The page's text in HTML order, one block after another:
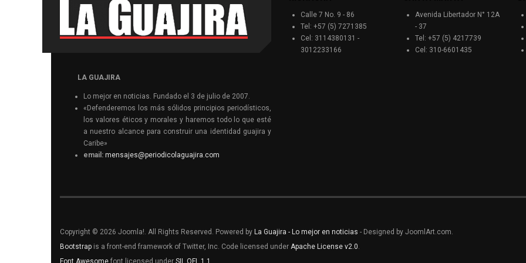
LA GUAJIRA
Lo mejor en noticias. Fundado el 3 de julio de 2007.
«Defenderemos los más sólidos principios periodísticos,
los valores éticos y morales y haremos todo lo que esté
a nuestro alcance para construir una identidad guajira y
Caribe»
email: mensajes@periodicolaguajira.com
Calle 7 No. 9 - 86
Tel: +57 (5) 7271385
Cel: 3114380131 -
3012233166
Avenida Libertador N° 12A
- 37
Tel: +57 (5) 4217739
Cel: 310-6601435
Copyright © 2026 Joomla!. All Rights Reserved. Powered by La Guajira - Lo mejor en noticias - Designed by JoomlArt.com.
Bootstrap is a front-end framework of Twitter, Inc. Code licensed under Apache License v2.0.
Font Awesome font licensed under SIL OFL 1.1